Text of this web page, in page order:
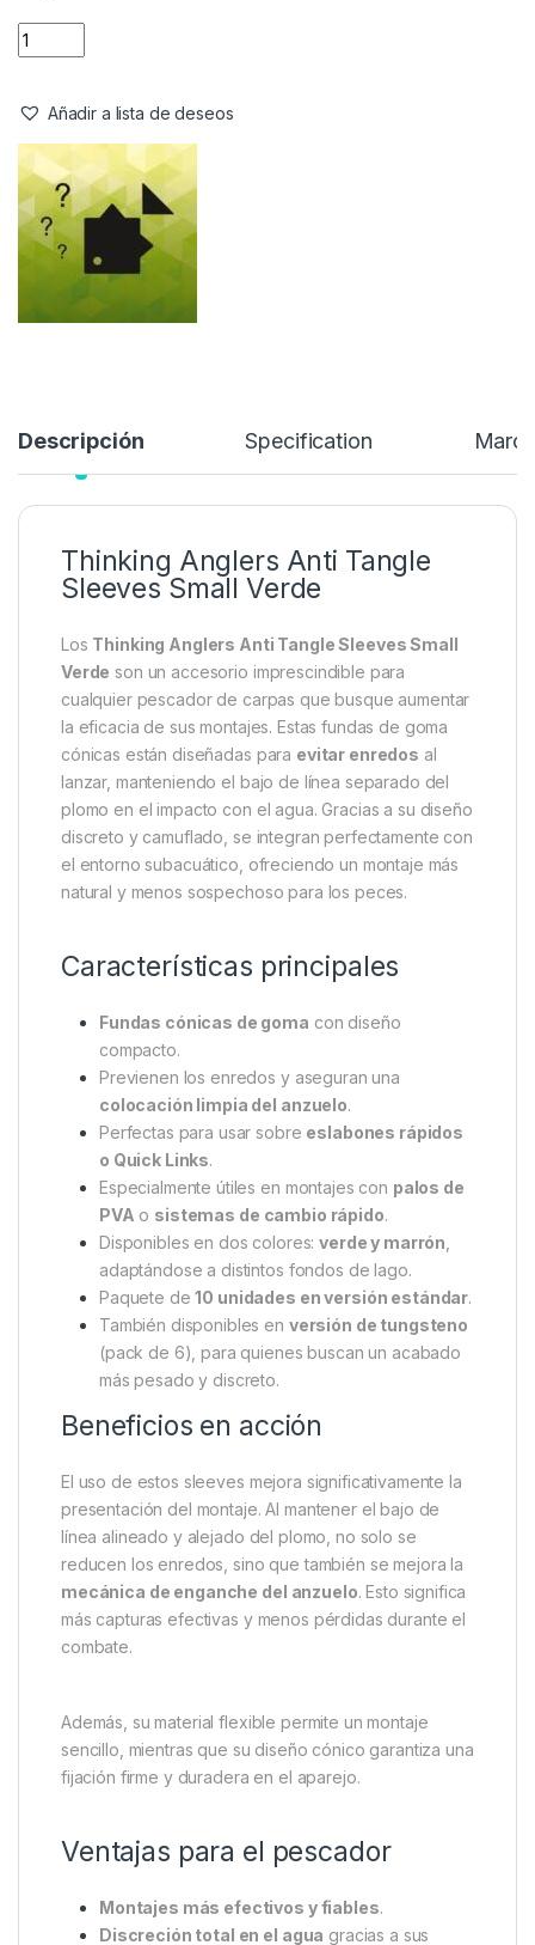
Añadir a lista de deseos
Descripción Specification Marca
Thinking Anglers Anti Tangle
Sleeves Small Verde
Los Thinking Anglers Anti Tangle Sleeves Small
Verde son un accesorio imprescindible para
cualquier pescador de carpas que busque aumentar
la eficacia de sus montajes. Estas fundas de goma
cónicas están diseñadas para evitar enredos al
lanzar, manteniendo el bajo de línea separado del
plomo en el impacto con el agua. Gracias a su diseño
discreto y camuflado, se integran perfectamente con
el entorno subacuático, ofreciendo un montaje más
natural y menos sospechoso para los peces.
Características principales
Fundas cónicas de goma con diseño
compacto.
Previenen los enredos y aseguran una
colocación limpia del anzuelo.
Perfectas para usar sobre eslabones rápidos
o Quick Links.
Especialmente útiles en montajes con palos de
PVA o sistemas de cambio rápido.
Disponibles en dos colores:verde y marrón
adaptándose a distintos fondos de lago.
Paquete de10 unidades en versión estándar.
También disponibles en versión de tungsteno
(pack de 6), para quienes buscan un acabado
más pesado y discreto.
Beneficios en acción
El uso de estos sleeves mejora significativamente la
presentación del montaje. Al mantener el bajo de
línea alineado y alejado del plomo, no solo se
reducen los enredos, sino que también se mejora la
mecánica de enganche del anzuelo. Esto significa
más capturas efectivas y menos pérdidas durante el
combate.
Además, su material flexible permite un montaje
sencillo, mientras que su diseño cónico garantiza una
fijación firme y duradera en el aparejo.
Ventajas para el pescador
Montajes más efectivos y fiables.
Discreción total en el agua gracias a sus